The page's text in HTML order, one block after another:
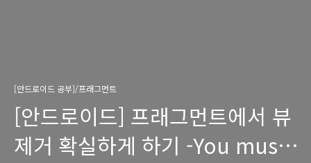
[안드로이드 공부]/프래그먼트
[안드로이드] 프래그먼트에서 뷰
제거 확실하게 하기 -You must